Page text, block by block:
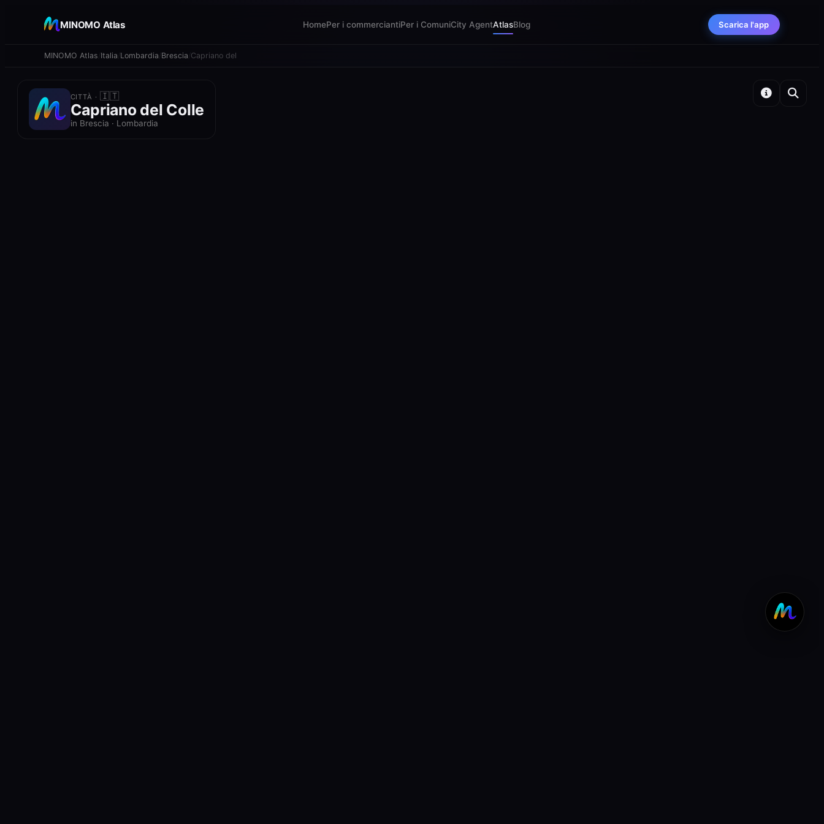
MINOMO Atlas HomePer i commerciantiPer i ComuniCity AgentAtlasBlog Scarica l'app
MINOMO Atlas Italia Lombardia Brescia Capriano del Colle
CITTÀ · 🇮🇹
Capriano del Colle
in Brescia · Lombardia